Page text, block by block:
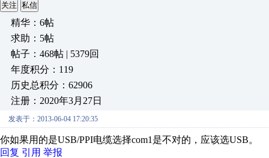
关注 私信
精华：6帖
求助：5帖
帖子：468帖 | 5379回
年度积分：119
历史总积分：62906
注册：2020年3月27日
发表于：2013-06-04 17:20:35
你如果用的是USB/PPI电缆选择com1是不对的，应该选USB。
回复 引用 举报